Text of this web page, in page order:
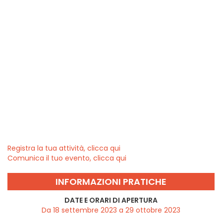
Registra la tua attività, clicca qui
Comunica il tuo evento, clicca qui
INFORMAZIONI PRATICHE
DATE E ORARI DI APERTURA
Da 18 settembre 2023 a 29 ottobre 2023